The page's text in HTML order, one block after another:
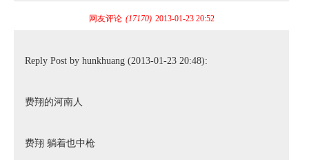
网友评论 (17170) 2013-01-23 20:52
Reply Post by hunkhuang (2013-01-23 20:48):
费翔的河南人
费翔 躺着也中枪